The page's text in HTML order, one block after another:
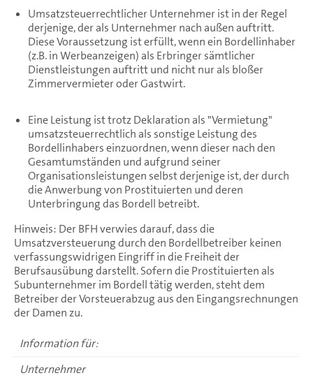
Umsatzsteuerrechtlicher Unternehmer ist in der Regel
derjenige, der als Unternehmer nach außen auftritt.
Diese Voraussetzung ist erfüllt, wenn ein Bordellinhaber
(z.B. in Werbeanzeigen) als Erbringer sämtlicher
Dienstleistungen auftritt und nicht nur als bloßer
Zimmervermieter oder Gastwirt.
Eine Leistung ist trotz Deklaration als "Vermietung"
umsatzsteuerrechtlich als sonstige Leistung des
Bordellinhabers einzuordnen, wenn dieser nach den
Gesamtumständen und aufgrund seiner
Organisationsleistungen selbst derjenige ist, der durch
die Anwerbung von Prostituierten und deren
Unterbringung das Bordell betreibt.
Hinweis: Der BFH verwies darauf, dass die
Umsatzversteuerung durch den Bordellbetreiber keinen
verfassungswidrigen Eingriff in die Freiheit der
Berufsausübung darstellt. Sofern die Prostituierten als
Subunternehmer im Bordell tätig werden, steht dem
Betreiber der Vorsteuerabzug aus den Eingangsrechnungen
der Damen zu.
Information für:
Unternehmer